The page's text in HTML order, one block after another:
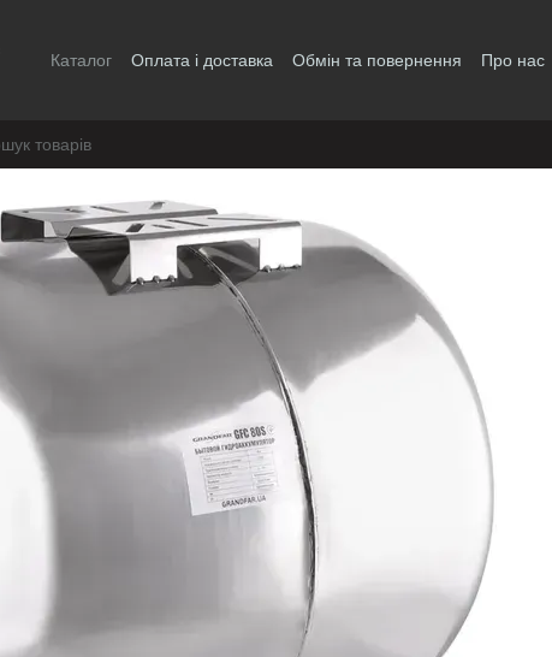
Каталог Оплата і доставка Обмін та повернення Про нас